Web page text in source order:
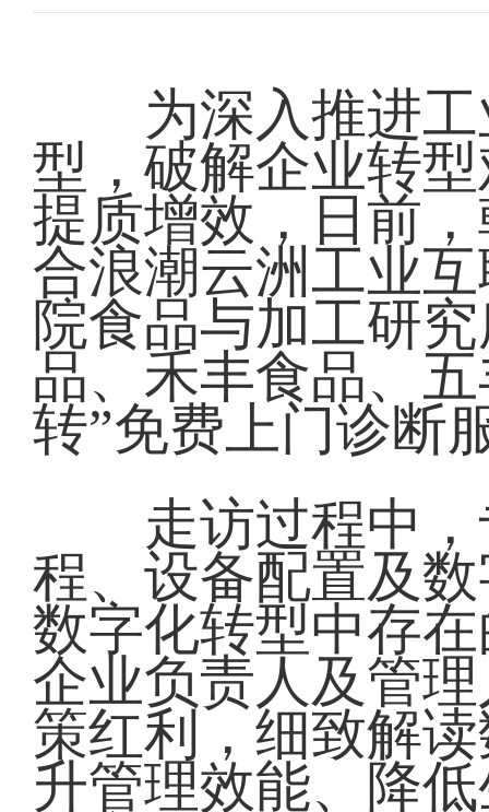
为深入推进工
型，破解企业转
提质增效，日前
合浪潮云洲工业
院食品与加工研
品、禾丰食品、
转”免费上门诊断
走访过程中，
程、设备配置及
数字化转型中存
企业负责人及管
策红利，细致解
升管理效能、降